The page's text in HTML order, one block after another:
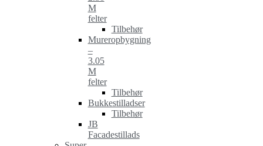
M
felter
Tilbehør
Mureropbygning
–
3.05
M
felter
Tilbehør
Bukkestilladser
Tilbehør
JB
Facadestillads